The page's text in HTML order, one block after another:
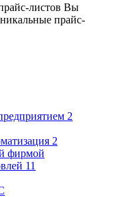
листов Вы
прайс-
2
2
фирмой
11